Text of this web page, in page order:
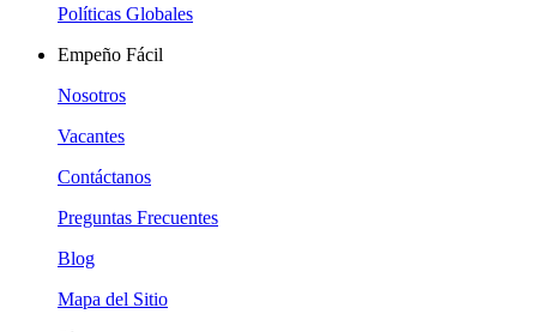
Políticas Globales
Empeño Fácil
Nosotros
Vacantes
Contáctanos
Preguntas Frecuentes
Blog
Mapa del Sitio